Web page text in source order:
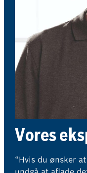
Vores
“Hvis du ønsker